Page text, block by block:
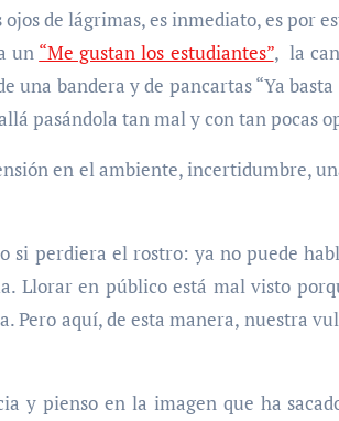
de lágrimas, es inmediato, es por
un “Me gustan los estudiantes”, la
una bandera y de pancartas “Ya
pasándola tan mal y con tan pocas
en el ambiente, incertidumbre,
si perdiera el rostro: ya no puede
Llorar en público está mal visto
Pero aquí, de esta manera, nuestra
y pienso en la imagen que ha